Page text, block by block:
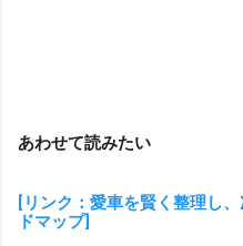
あわせて読みたい
[リンク：愛車を賢く整理し
ドマップ]